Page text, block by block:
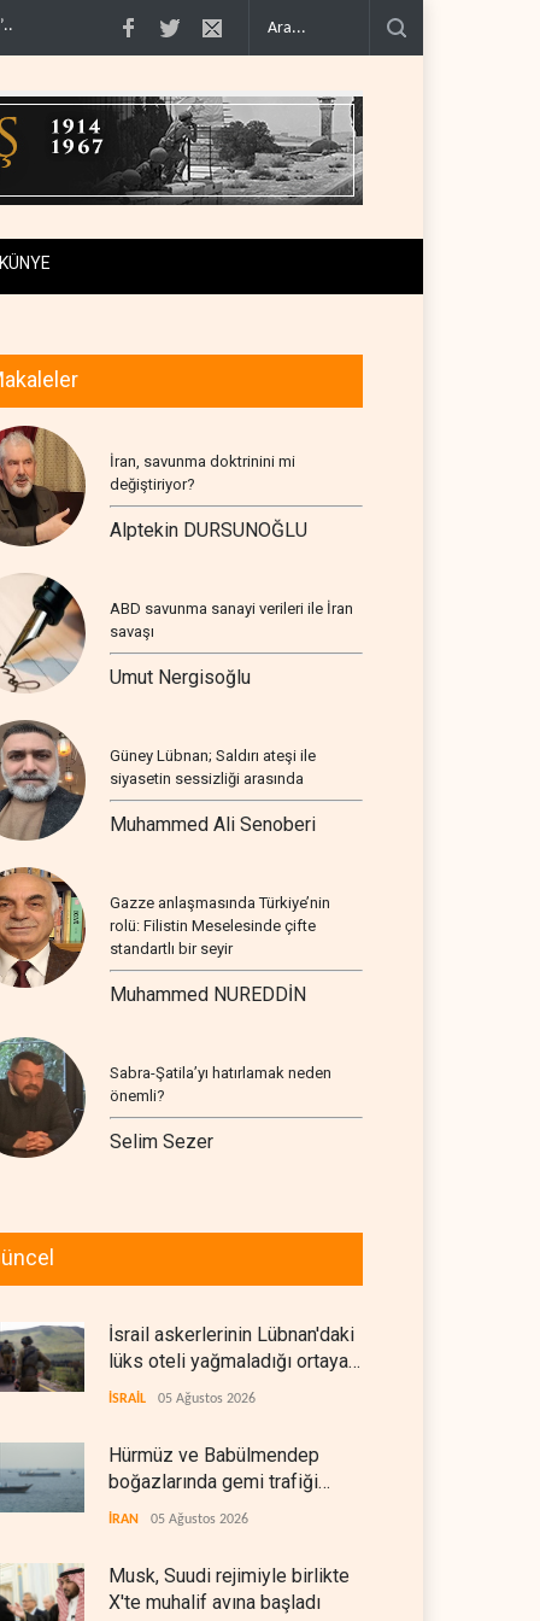
NYT: Washington, İran'ı yine okuyamadı.. FT: Trump, İran savaşında
KÜNYE
İran, savunma doktrinini mi
değiştiriyor?
Alptekin DURSUNOĞLU
ABD savunma sanayi verileri ile İran
savaşı
Umut Nergisoğlu
Güney Lübnan; Saldırı ateşi ile
siyasetin sessizliği arasında
Muhammed Ali Senoberi
Gazze anlaşmasında Türkiye’nin
rolü: Filistin Meselesinde çifte
standartlı bir seyir
Muhammed NUREDDİN
Sabra-Şatila’yı hatırlamak neden
önemli?
Selim Sezer
lüks oteli yağmaladığı ortaya
çıktı
İSRAİL 05 Ağustos 2026
boğazlarında gemi trafiği
durağan seyrini koruyor
İRAN 05 Ağustos 2026
X'te muhalif avına başladı
ARAP DÜNYASI 05 Ağustos 2026